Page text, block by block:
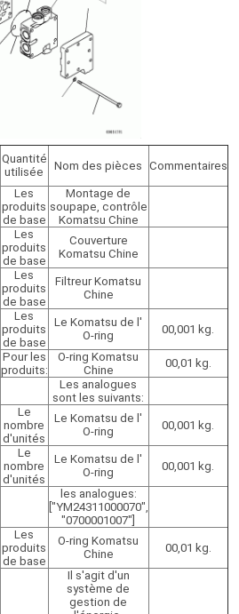
Quantité
utilisée
Nom des pièces Commentaires
Les
produits
de base
Montage de
soupape, contrôle
Komatsu Chine
Les
produits
de base
Couverture
Komatsu Chine
Les
produits
de base
Filtreur Komatsu
Chine
Les
produits
de base
Le Komatsu de l'
O-ring
00,001 kg.
Pour les
produits:
O-ring Komatsu
Chine
00,01 kg.
Les analogues
sont les suivants:
Le
nombre
d'unités
Le Komatsu de l'
O-ring
00,001 kg.
Le
nombre
d'unités
Le Komatsu de l'
O-ring
00,001 kg.
les analogues:
["YM24311000070",
"0700001007"]
Les
produits
de base
O-ring Komatsu
Chine
00,01 kg.
Il s'agit d'un
système de
gestion de